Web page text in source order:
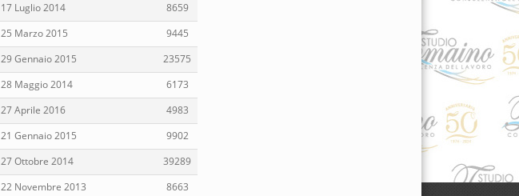
17 Luglio 2014
8659
25 Marzo 2015
9445
29 Gennaio 2015
23575
28 Maggio 2014
6173
27 Aprile 2016
4983
21 Gennaio 2015
9902
27 Ottobre 2014
39289
22 Novembre 2013 8663